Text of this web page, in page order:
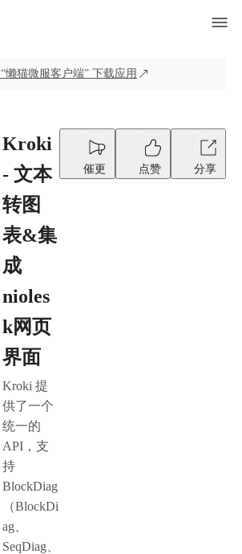
“懒猫微服客户端” 下载应用
Kroki
- 文本
转图
表&集
成
nioles
k网页
界面
Kroki 提
供了一个
统一的
API，支
持
BlockDiag
（BlockDi
ag、
SeqDiag、
催更 点赞 分享